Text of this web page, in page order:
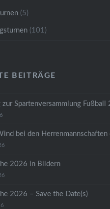
(5)
(101)
BEITRÄGE
zur Spartenversammlung
bei den Herrenmannschaften
2026 in Bildern
2026 – Save the Date(s)